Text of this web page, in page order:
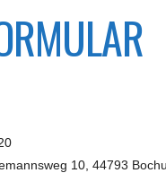
10, 44793